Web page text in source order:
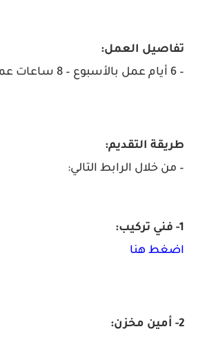
تفاصيل العمل:
– 6 أيام عمل بالأسبوع – 8 ساعات عمل باليوم.
طريقة التقديم:
– من خلال الرابط التالي:
1- فني تركيب:
اضغط هنا
2- أمين مخزن: